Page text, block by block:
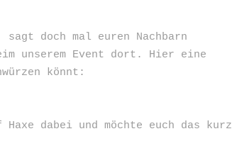
doch mal euren Nachbarn
unserem Event dort. Hier eine
könnt:
dabei und möchte euch das kurz